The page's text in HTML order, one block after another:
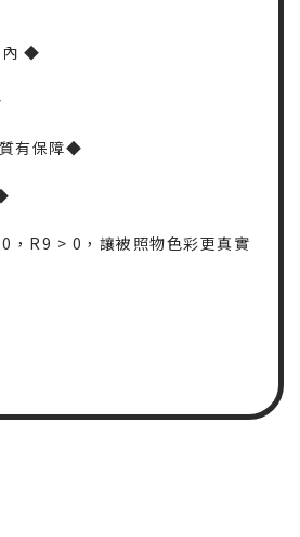
內 ◆
有保障◆
，R9 > 0，讓被照物色彩更真實